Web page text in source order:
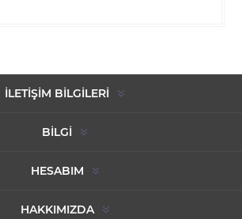
İLETIŞIM BILGILERI
BILGI
HESABIM
HAKKIMIZDA